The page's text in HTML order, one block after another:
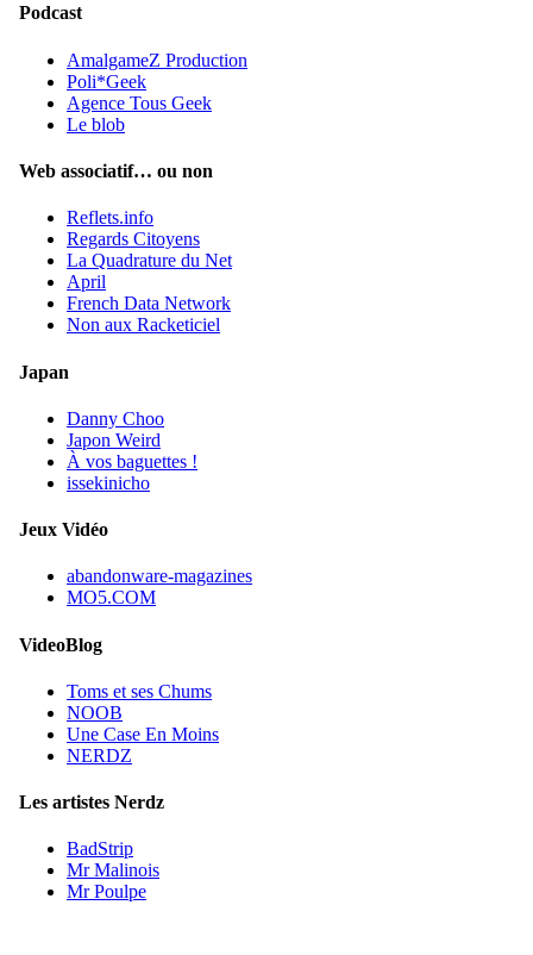
Podcast
AmalgameZ Production
Poli*Geek
Agence Tous Geek
Le blob
Web associatif… ou non
Reflets.info
Regards Citoyens
La Quadrature du Net
April
French Data Network
Non aux Racketiciel
Japan
Danny Choo
Japon Weird
À vos baguettes !
issekinicho
Jeux Vidéo
abandonware-magazines
MO5.COM
VideoBlog
Toms et ses Chums
NOOB
Une Case En Moins
NERDZ
Les artistes Nerdz
BadStrip
Mr Malinois
Mr Poulpe